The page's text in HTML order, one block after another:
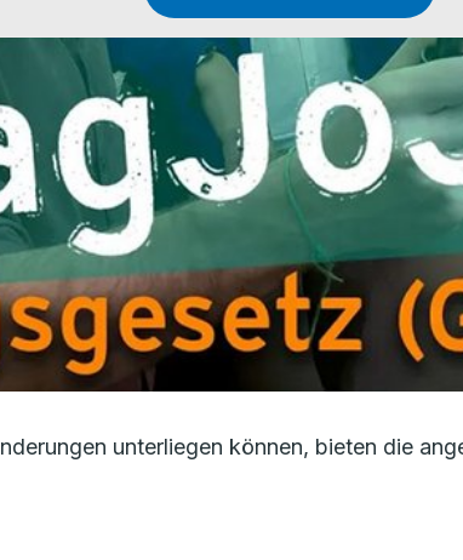
unterliegen können, bieten die